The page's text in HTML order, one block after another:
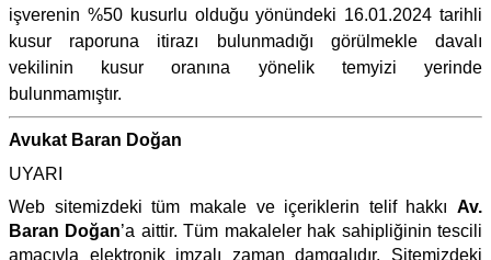
işverenin %50 kusurlu olduğu yönündeki 16.01.2024 tarihli
kusur raporuna itirazı bulunmadığı görülmekle davalı
vekilinin kusur oranına yönelik temyizi yerinde
bulunmamıştır.
Avukat Baran Doğan
UYARI
Web sitemizdeki tüm makale ve içeriklerin telif hakkı Av.
Baran Doğan’a aittir. Tüm makaleler hak sahipliğinin tescili
amacıyla elektronik imzalı zaman damgalıdır. Sitemizdeki